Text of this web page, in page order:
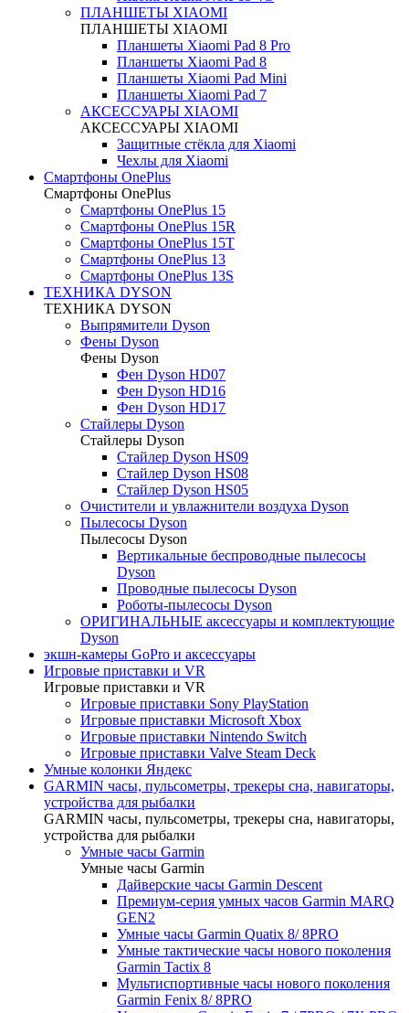
ПЛАНШЕТЫ XIAOMI
ПЛАНШЕТЫ XIAOMI
Планшеты Xiaomi Pad 8 Pro
Планшеты Xiaomi Pad 8
Планшеты Xiaomi Pad Mini
Планшеты Xiaomi Pad 7
АКСЕССУАРЫ XIAOMI
АКСЕССУАРЫ XIAOMI
Защитные стёкла для Xiaomi
Чехлы для Xiaomi
Смартфоны OnePlus
Смартфоны OnePlus
Смартфоны OnePlus 15
Смартфоны OnePlus 15R
Смартфоны OnePlus 15T
Смартфоны OnePlus 13
Смартфоны OnePlus 13S
ТЕХНИКА DYSON
ТЕХНИКА DYSON
Выпрямители Dyson
Фены Dyson
Фены Dyson
Фен Dyson HD07
Фен Dyson HD16
Фен Dyson HD17
Стайлеры Dyson
Стайлеры Dyson
Стайлер Dyson HS09
Стайлер Dyson HS08
Стайлер Dyson HS05
Очистители и увлажнители воздуха Dyson
Пылесосы Dyson
Пылесосы Dyson
Вертикальные беспроводные пылесосы
Dyson
Проводные пылесосы Dyson
Роботы-пылесосы Dyson
ОРИГИНАЛЬНЫЕ аксессуары и комплектующие
Dyson
экшн-камеры GoPro и аксессуары
Игровые приставки и VR
Игровые приставки и VR
Игровые приставки Sony PlayStation
Игровые приставки Microsoft Xbox
Игровые приставки Nintendo Switch
Игровые приставки Valve Steam Deck
Умные колонки Яндекс
GARMIN часы, пульсометры, трекеры сна, навигаторы,
устройства для рыбалки
GARMIN часы, пульсометры, трекеры сна, навигаторы,
устройства для рыбалки
Умные часы Garmin
Умные часы Garmin
Дайверские часы Garmin Descent
Премиум-серия умных часов Garmin MARQ
GEN2
Умные часы Garmin Quatix 8/ 8PRO
Умные тактические часы нового поколения
Garmin Tactix 8
Мультиспортивные часы нового поколения
Garmin Fenix 8/ 8PRO